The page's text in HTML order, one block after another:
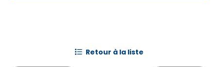
retour à la liste